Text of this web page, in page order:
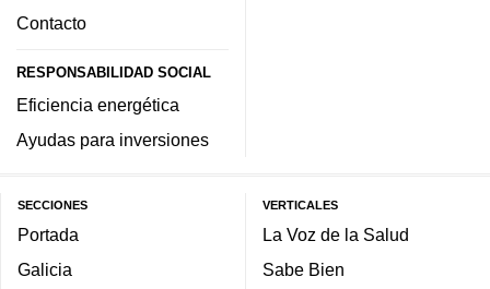
Contacto
RESPONSABILIDAD SOCIAL
Eficiencia energética
Ayudas para inversiones
SECCIONES
Portada
Galicia
VERTICALES
La Voz de la Salud
Sabe Bien